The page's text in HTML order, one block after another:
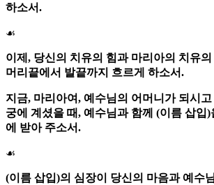
하소서.
☙
이제, 당신의 치유의 힘과 마리아의 치유의
머리끝에서 발끝까지 흐르게 하소서.
지금, 마리아여, 예수님의 어머니가 되시
궁에 계셨을 때, 예수님과 함께 (이름 삽입
에 받아 주소서.
☙
(이름 삽입)의 심장이 당신의 마음과 예수